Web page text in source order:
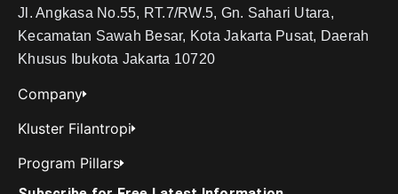
Jl. Angkasa No.55, RT.7/RW.5, Gn. Sahari Utara,
Kecamatan Sawah Besar, Kota Jakarta Pusat, Daerah
Khusus Ibukota Jakarta 10720
Company
Kluster Filantropi
Program Pillars